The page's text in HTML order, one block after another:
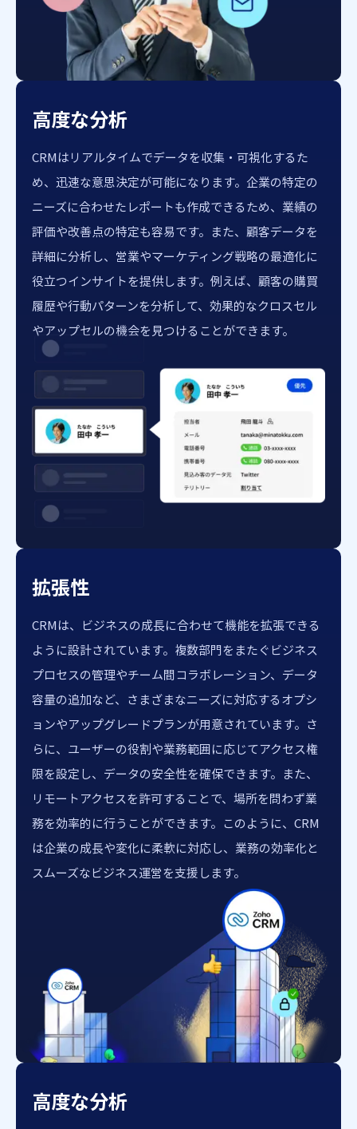
高度な分析
CRMはリアルタイムでデータを収集・可視化するた
め、迅速な意思決定が可能になります。企業の特定の
ニーズに合わせたレポートも作成できるため、業績の
評価や改善点の特定も容易です。また、顧客データを
詳細に分析し、営業やマーケティング戦略の最適化に
役立つインサイトを提供します。例えば、顧客の購買
履歴や行動パターンを分析して、効果的なクロスセル
やアップセルの機会を見つけることができます。
拡張性
CRMは、ビジネスの成長に合わせて機能を拡張できる
ように設計されています。複数部門をまたぐビジネス
プロセスの管理やチーム間コラボレーション、データ
容量の追加など、さまざまなニーズに対応するオプシ
ョンやアップグレードプランが用意されています。さ
らに、ユーザーの役割や業務範囲に応じてアクセス権
限を設定し、データの安全性を確保できます。また、
リモートアクセスを許可することで、場所を問わず業
務を効率的に行うことができます。このように、CRM
は企業の成長や変化に柔軟に対応し、業務の効率化と
スムーズなビジネス運営を支援します。
高度な分析